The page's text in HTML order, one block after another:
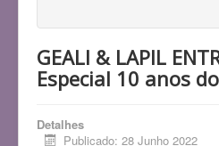
GEALI & LAPIL
Especial 10 anos
Detalhes
Publicado: 28 Junho 2022